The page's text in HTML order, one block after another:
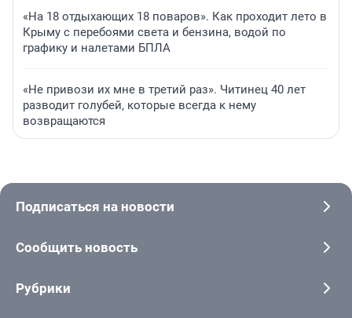
«На 18 отдыхающих 18 поваров». Как проходит лето в
Крыму с перебоями света и бензина, водой по
графику и налетами БПЛА
«Не привози их мне в третий раз». Читинец 40 лет
разводит голубей, которые всегда к нему
возвращаются
Подписаться на новости
Сообщить новость
Рубрики